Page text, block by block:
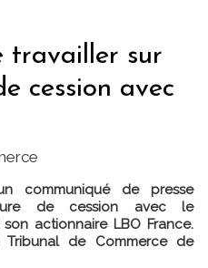
travailler sur
cession avec
communiqué de presse
de cession avec le
actionnaire LBO France.
de Commerce de